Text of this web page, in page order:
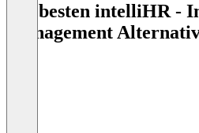
Die besten intelliHR -
Management